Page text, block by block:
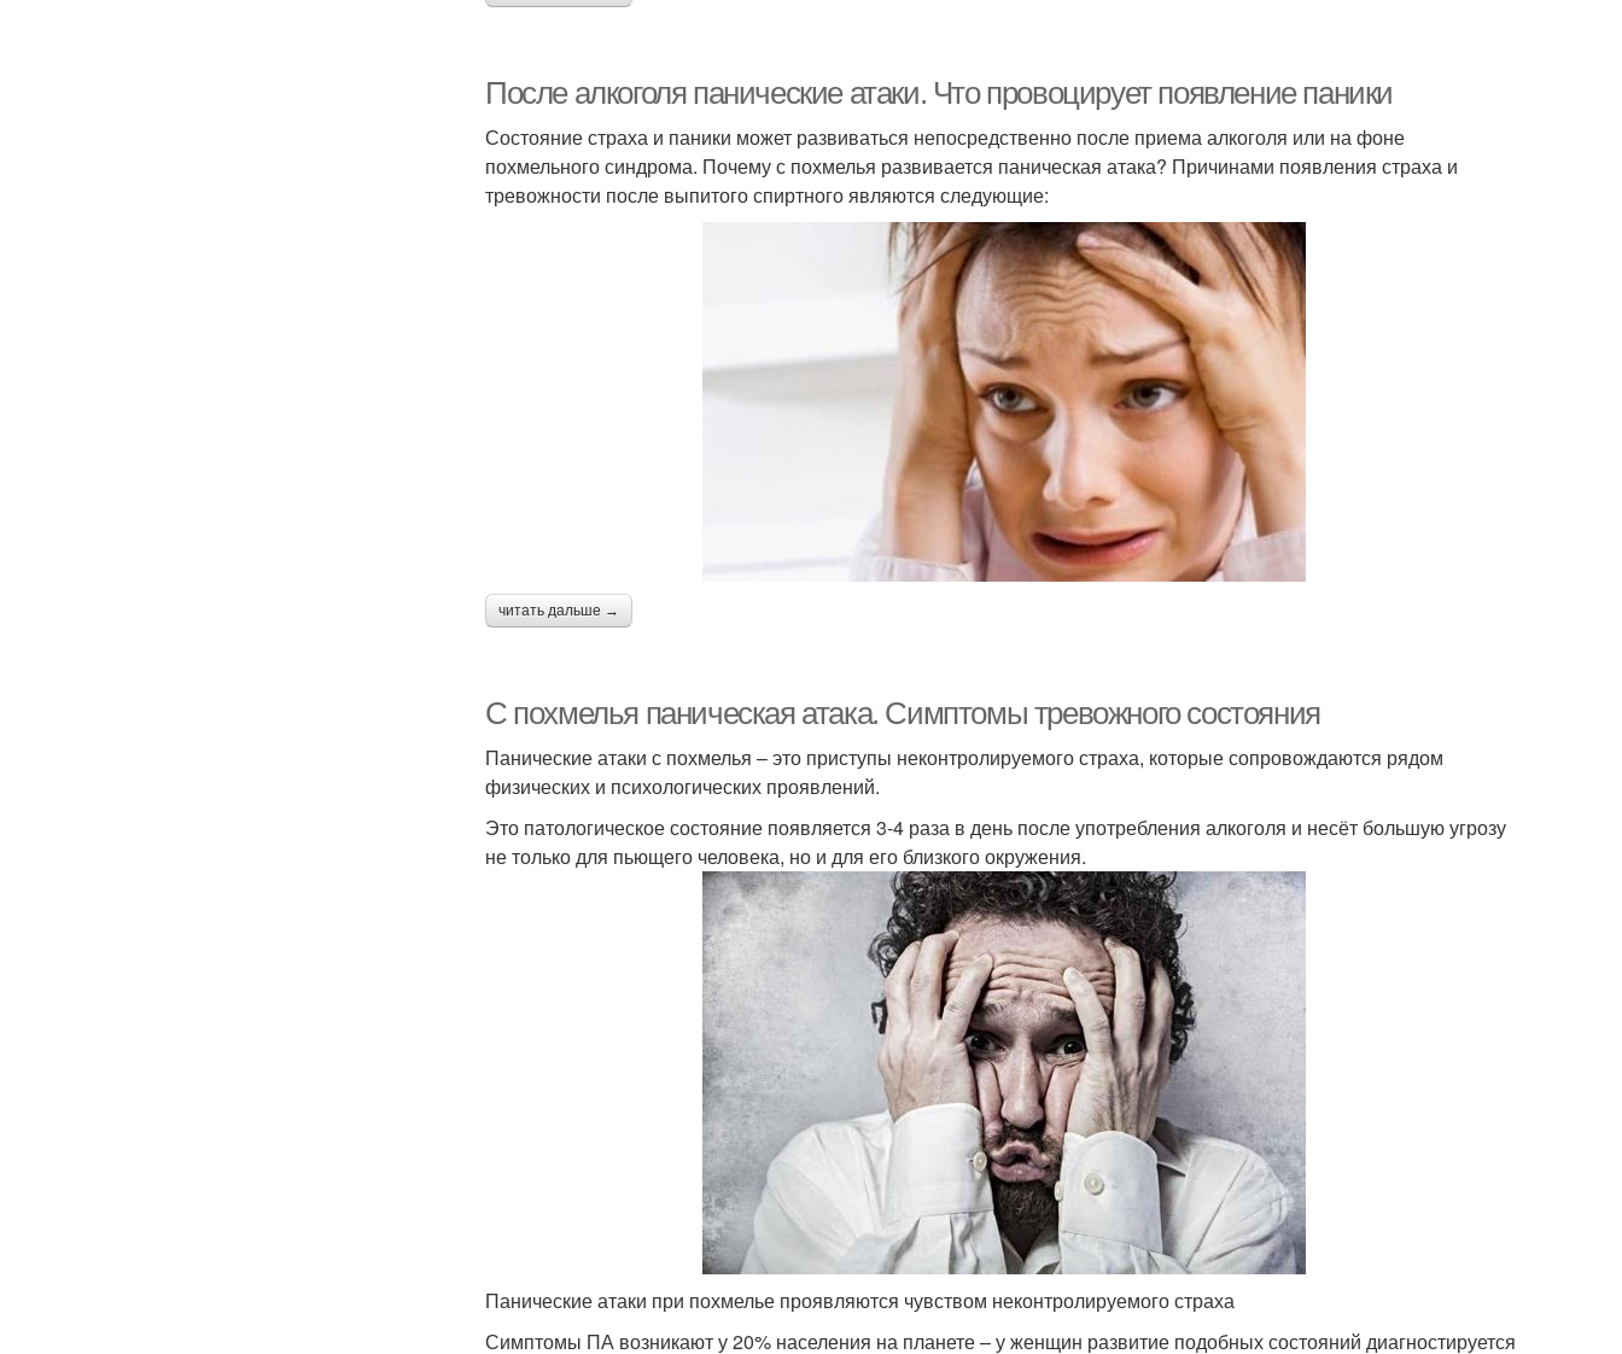
После алкоголя панические атаки. Что провоцирует появление паники
Состояние страха и паники может развиваться непосредственно после приема алкоголя или на фоне
похмельного синдрома. Почему с похмелья развивается паническая атака? Причинами появления страха и
тревожности после выпитого спиртного являются следующие:
читать дальше →
С похмелья паническая атака. Симптомы тревожного состояния
Панические атаки с похмелья – это приступы неконтролируемого страха, которые сопровождаются рядом
физических и психологических проявлений.
Это патологическое состояние появляется 3-4 раза в день после употребления алкоголя и несёт большую угрозу
не только для пьющего человека, но и для его близкого окружения.
Панические атаки при похмелье проявляются чувством неконтролируемого страха
Симптомы ПА возникают у 20% населения на планете – у женщин развитие подобных состояний диагностируется